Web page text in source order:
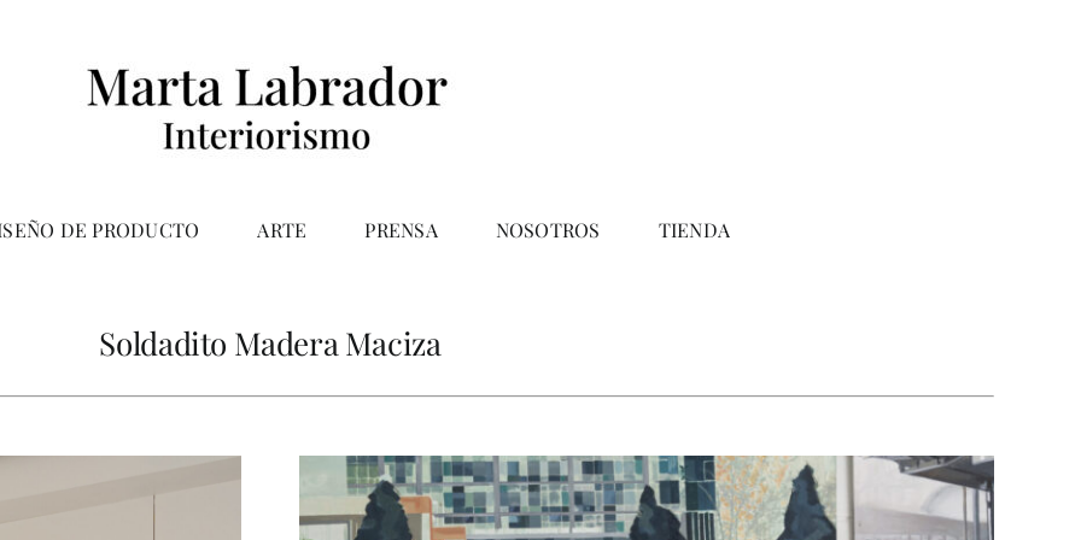
DE PRODUCTO ARTE PRENSA NOSOTROS TIENDA
Soldadito Madera Maciza